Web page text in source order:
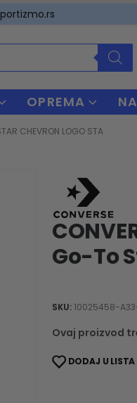
OPREMA
CHEVRON LOGO STA
Go-To
SKU: 10025458-
Ovaj proizvod
DODAJ U LISTA